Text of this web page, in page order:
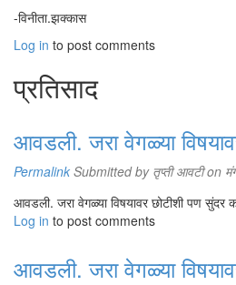
-विनीता.झक्कास
Log in to post comments
प्रतिसाद
आवडली. जरा वेगळ्या
Permalink Submitted by तृप्ती आवटीon
आवडली. जरा वेगळ्या विषयावर छोटीशी पण सुंदर
Log in to post comments
आवडली. जरा वेगळ्या